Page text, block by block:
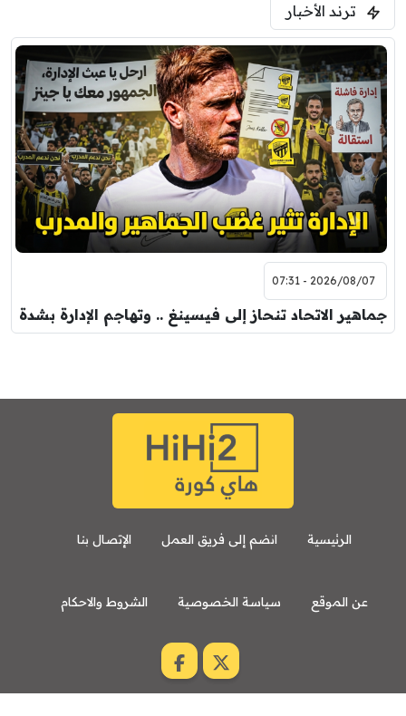
ترند الأخبار
2026/08/07 - 07:31
جماهير الاتحاد تنحاز إلى فيسينغ .. وتهاجم الإدارة بشدة
الرئيسية انضم إلى فريق العمل الإتصال بنا
عن الموقع سياسة الخصوصية الشروط والاحكام